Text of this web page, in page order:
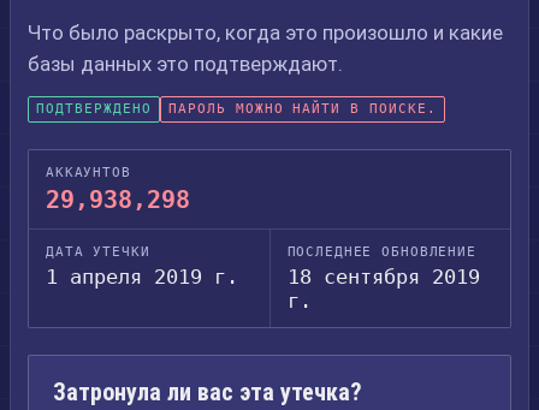
Что было раскрыто, когда это произошло и какие
базы данных это подтверждают.
ПОДТВЕРЖДЕНО ПАРОЛЬ МОЖНО НАЙТИ В ПОИСКЕ.
АККАУНТОВ
29,938,298
ДАТА УТЕЧКИ
1 апреля 2019 г.
ПОСЛЕДНЕЕ ОБНОВЛЕНИЕ
18 сентября 2019
г.
Затронула ли вас эта утечка?